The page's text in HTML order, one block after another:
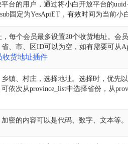
台的用户，通过将小白开放平台的
固定为YesApiET，有效时间为当前小
每个会员最多设置20个收货地址。会
、市、区ID可以为空，如有需要可从
收货地址插件
镇、村庄，选择地址。选择时，优先
依次从province_list中选择省份，从
密的内容可以是代码、数字、文本等。